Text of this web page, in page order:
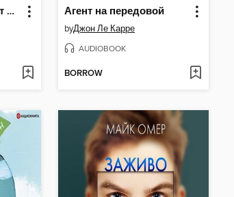
Смерти.net. Интернет для мертвых Агент на передовой
byДжон Ле Карре
AUDIOBOOK
BORROW